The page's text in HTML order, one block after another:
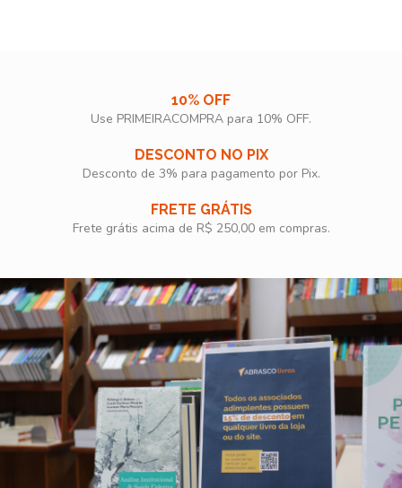
10% OFF
Use PRIMEIRACOMPRA para 10% OFF.​
DESCONTO NO PIX
Desconto de 3% para pagamento por Pix.
FRETE GRÁTIS
Frete grátis acima de R$ 250,00 em compras.